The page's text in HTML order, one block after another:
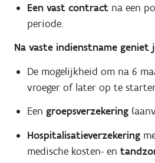
Een vast contract na een
periode.
Na vaste indienstname geniet
De mogelijkheid om na 6
vroeger of later op te
Een groepsverzekering
Hospitalisatieverzekering
medische kosten- en